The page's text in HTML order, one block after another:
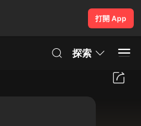
打開 App
探索